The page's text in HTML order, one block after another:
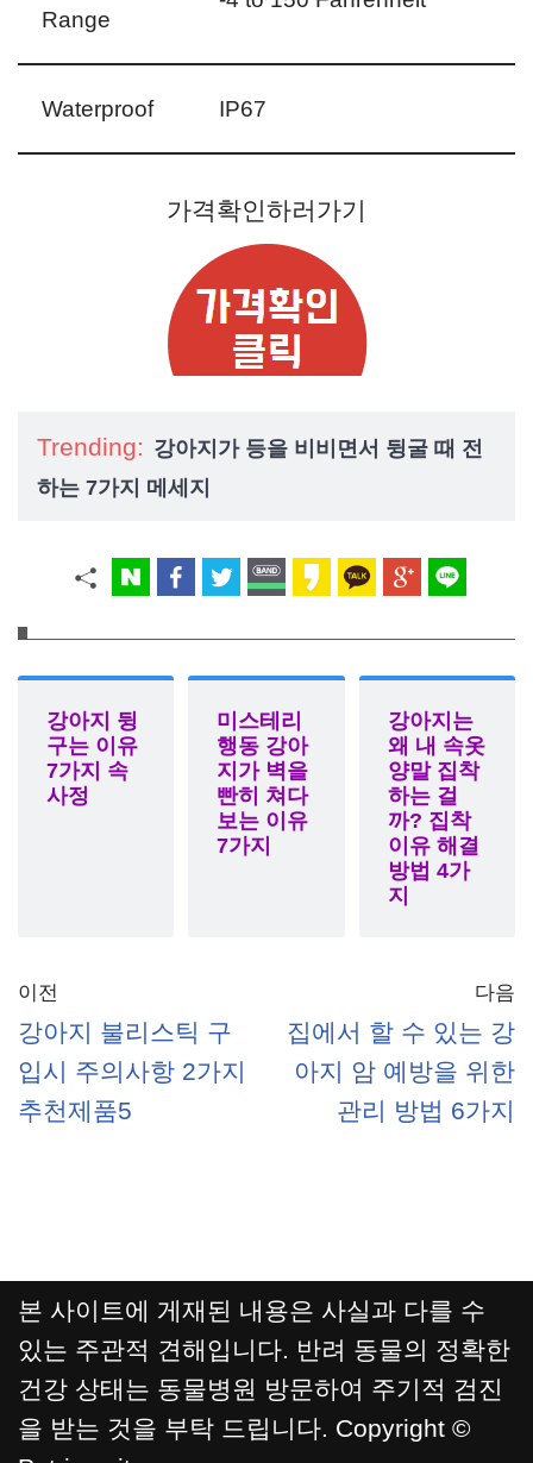
Range
Waterproof IP67
가격확인하러가기
Trending: 강아지가 등을 비비면서 뒹굴 때 전
하는 7가지 메세지
강아지 뒹
구는 이유
7가지 속
사정
미스테리
행동 강아
지가 벽을
빤히 쳐다
보는 이유
7가지
강아지는
왜 내 속옷
양말 집착
하는 걸
까? 집착
이유 해결
방법 4가
지
이전
강아지 불리스틱 구
입시 주의사항 2가지
추천제품5
다음
집에서 할 수 있는 강
아지 암 예방을 위한
관리 방법 6가지
본 사이트에 게재된 내용은 사실과 다를 수
있는 주관적 견해입니다. 반려 동물의 정확한
건강 상태는 동물병원 방문하여 주기적 검진
을 받는 것을 부탁 드립니다. Copyright ©